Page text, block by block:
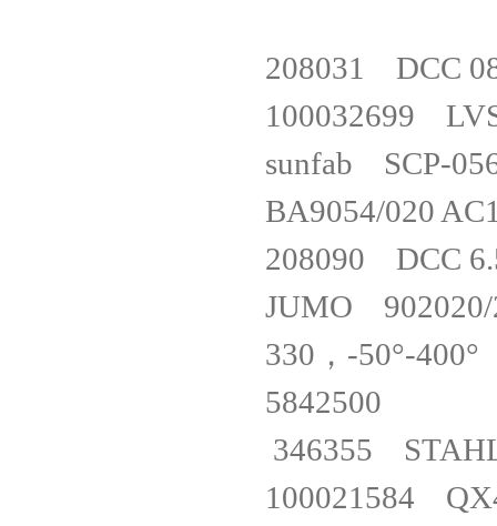
208031
100032699
sunfab SCP-
BA9054/020
208090
JUMO 902020/
330，-50°-
346355
100021584